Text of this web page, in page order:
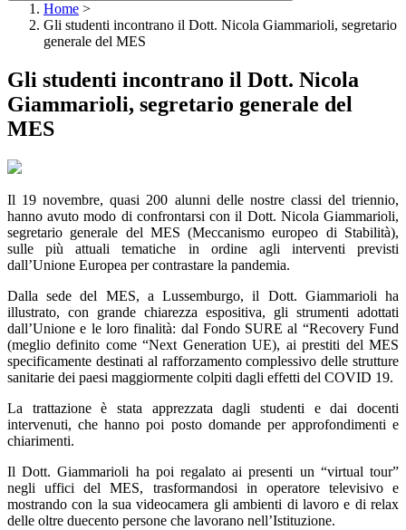
Home >
Gli studenti incontrano il Dott. Nicola Giammarioli, segretario
generale del MES
Gli studenti incontrano il Dott. Nicola
Giammarioli, segretario generale del
MES
Il 19 novembre, quasi 200 alunni delle nostre classi del triennio,
hanno avuto modo di confrontarsi con il Dott. Nicola Giammarioli,
segretario generale del MES (Meccanismo europeo di Stabilità),
sulle più attuali tematiche in ordine agli interventi previsti
dall’Unione Europea per contrastare la pandemia.
Dalla sede del MES, a Lussemburgo, il Dott. Giammarioli ha
illustrato, con grande chiarezza espositiva, gli strumenti adottati
dall’Unione e le loro finalità: dal Fondo SURE al “Recovery Fund
(meglio definito come “Next Generation UE), ai prestiti del MES
specificamente destinati al rafforzamento complessivo delle strutture
sanitarie dei paesi maggiormente colpiti dagli effetti del COVID 19.
La trattazione è stata apprezzata dagli studenti e dai docenti
intervenuti, che hanno poi posto domande per approfondimenti e
chiarimenti.
Il Dott. Giammarioli ha poi regalato ai presenti un “virtual tour”
negli uffici del MES, trasformandosi in operatore televisivo e
mostrando con la sua videocamera gli ambienti di lavoro e di relax
delle oltre duecento persone che lavorano nell’Istituzione.